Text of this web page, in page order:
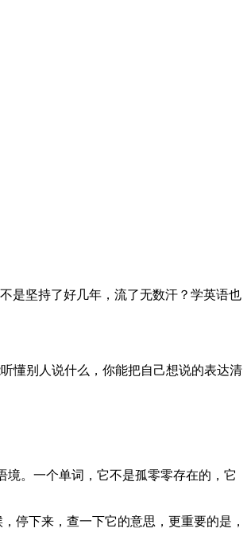
是坚持了好几年，流了无数汗？学英语也
懂别人说什么，你能把自己想说的表达清
。一个单词，它不是孤零零存在的，它
停下来，查一下它的意思，更重要的是，